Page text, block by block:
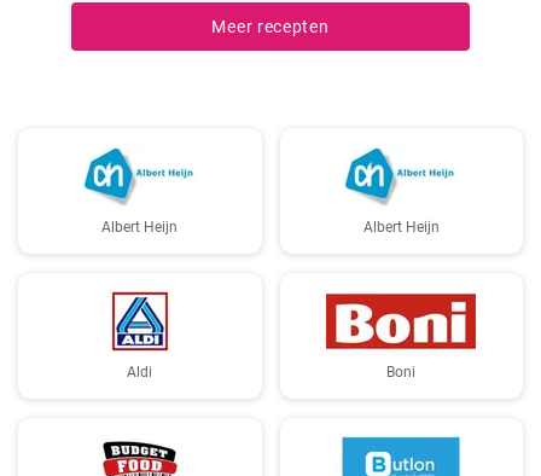
sappig worden. Een echte traktatie voor het gehemelte en altijd een
hoogtepunt op mijn menu.Meer recepten
Albert Heijn Albert Heijn
Aldi Boni